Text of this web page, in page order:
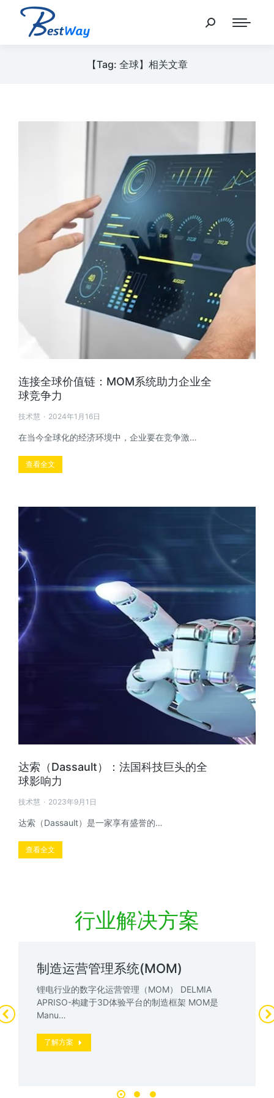
【Tag: 全球】相关文章
连接全球价值链：MOM系统助力企业全
球竞争力
技术慧 2024年1月16日
在当今全球化的经济环境中，企业要在竞争激…
查看全文
达索（Dassault）：法国科技巨头的全
球影响力
技术慧 2023年9月1日
达索（Dassault）是一家享有盛誉的…
查看全文
行业解决方案
制造运营管理系统(MOM)
锂电行业的数字化运营管理（MOM） DELMIA
APRISO-构建于3D体验平台的制造框架 MOM是
Manu…
了解方案